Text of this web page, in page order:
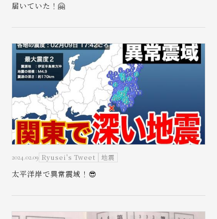
届いていた！🤗
2024.02.09 Ryusei's Tweet 地震
太平洋岸で異常震域！😎